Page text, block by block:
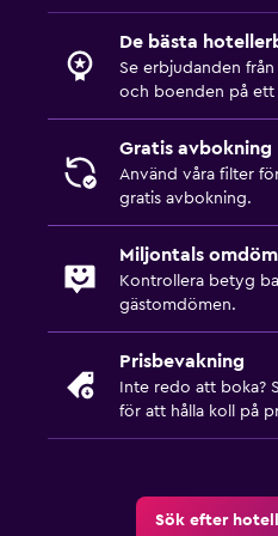
Utomhus
Sovrum
Uttag nära sängen
Familjevänligt
Barnsängar tillgängliga
De bästa
Se erbjudanden
och boenden på ett
Gratis avbokning
Använd våra filter
gratis avbokning.
Miljontals
Kontrollera betyg
gästomdömen.
Prisbevakning
Inte redo att boka?
för att hålla koll på
Sök efter